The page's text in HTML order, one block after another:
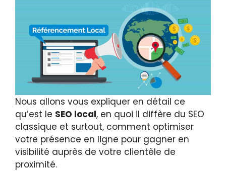
Nous allons vous expliquer en détail ce
qu’est le SEO local, en quoi il diffère du SEO
classique et surtout, comment optimiser
votre présence en ligne pour gagner en
visibilité auprès de votre clientèle de
proximité.